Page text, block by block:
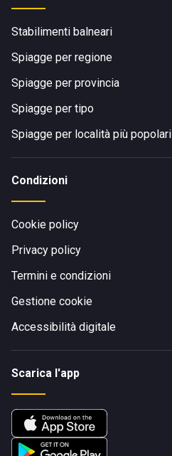
Stabilimenti balneari
Spiagge per regione
Spiagge per provincia
Spiagge per tipo
Spiagge per località più popolari
Condizioni
Cookie policy
Privacy policy
Termini e condizioni
Gestione cookie
Accessibilità digitale
Scarica l'app